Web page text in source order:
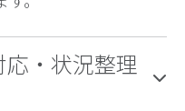
応・状況整理